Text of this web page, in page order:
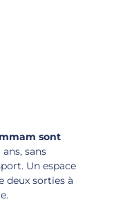
sont
ans, sans
Un espace
deux sorties à